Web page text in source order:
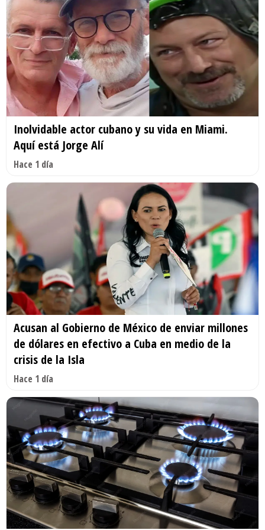
Inolvidable actor cubano y su vida en Miami.
Aquí está Jorge Alí
Hace 1 día
Acusan al Gobierno de México de enviar millones
de dólares en efectivo a Cuba en medio de la
crisis de la Isla
Hace 1 día